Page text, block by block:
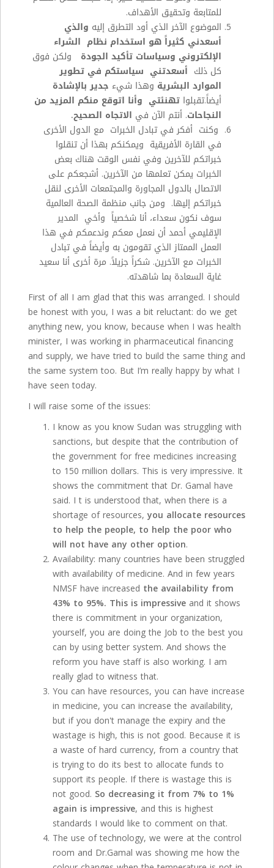
للمتابعة وتحقيق الأهداف.
الموضوع الآخر الذي أود التطرق إليه والذي
أسعدني كثيراً هو استخدام نظام الشراء
الإلكتروني وسياسات تأكيد الجودة ولكن فوق
كل ذلك أسعدتني سياستكم في تطوير
الموارد البشرية وهذا شيء جدير بالإشادة
أيضاً.تقبلوا تهنئتي وأنا اتوقع منكم المزيد من
النجاحات. أنتم الآن في الاتجاه الصحيح.
وكنت أفكر في تبادل الخبرات مع الدول الأخرى
في القارة الأفريقية ويمكنكم بهذا أن تنقلوا
خبراتكم للآخرين وفي نفس الوقت هناك بعض
الخبرات يمكن تعلمها من الآخرين. أشجعكم على
الاتصال بالدول المجاورة والمجتمعات الأخرى لنقل
خبراتكم إليها. ومن جانب منظمة الصحة العالمية
سوف نكون سعداء، أنا شخصياً وأخي المدير
الإقليمي أحمد أن نعمل معكم وندعمكم في هذا
العمل الممتاز الذي تقومون به وأيضاً في تبادل
الخبرات مع الآخرين. شكراً جزيلاً. مرة أخرى أنا سعيد
غاية السعادة بما شاهدته.
First of all I am glad that this was arranged. I should
be honest with you, I was a bit reluctant: do we get
anything new, you know, because when I was health
minister, I was working in pharmaceutical financing
and supply, we have tried to build the same thing and
the same system too. But I’m really happy by what I
have seen today.
I will raise some of the issues:
I know as you know Sudan was struggling with
sanctions, but despite that the contribution of
the government for free medicines increasing
to 150 million dollars. This is very impressive. It
shows the commitment that Dr. Gamal have
said. I t is understood that, when there is a
shortage of resources, you allocate resources
to help the people, to help the poor who
will not have any other option.
Availability: many countries have been struggled
with availability of medicine. And in few years
NMSF have increased the availability from
43% to 95%. This is impressive and it shows
there is commitment in your organization,
yourself, you are doing the Job to the best you
can by using better system. And shows the
reform you have staff is also working. I am
really glad to witness that.
You can have resources, you can have increase
in medicine, you can increase the availability,
but if you don't manage the expiry and the
wastage is high, this is not good. Because it is
a waste of hard currency, from a country that
is trying to do its best to allocate funds to
support its people. If there is wastage this is
not good. So decreasing it from 7% to 1%
again is impressive, and this is highest
standards I would like to comment on that.
The use of technology, we were at the control
room and Dr.Gamal was showing me how the